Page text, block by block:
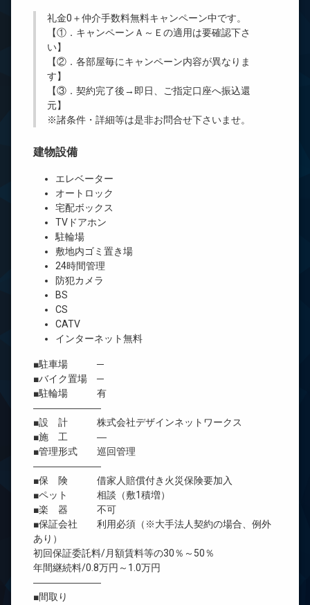
礼金0 ＋仲介手数料無料キャンペーン中です。
【①．キャンペーンＡ～Ｅの適用は要確認下さ
い】
【②．各部屋毎にキャンペーン内容が異なりま
す】
【③．契約完了後→即日、ご指定口座へ振込還
元】
※諸条件・詳細等は是非お問合せ下さいませ。
建物設備
エレベーター
オートロック
宅配ボックス
TVドアホン
駐輪場
敷地内ゴミ置き場
24時間管理
防犯カメラ
BS
CS
CATV
インターネット無料
■駐車場 ─
■バイク置場 ─
■駐輪場 有
―――――――
■設 計 株式会社デザインネットワークス
■施 工 ―
■管理形式 巡回管理
―――――――
■保 険 借家人賠償付き火災保険要加入
■ペット 相談（敷1積増）
■楽 器 不可
■保証会社 利用必須（※大手法人契約の場合、例外
あり）
初回保証委託料/月額賃料等の30％～50％
年間継続料/0.8万円～1.0万円
―――――――
■間取り